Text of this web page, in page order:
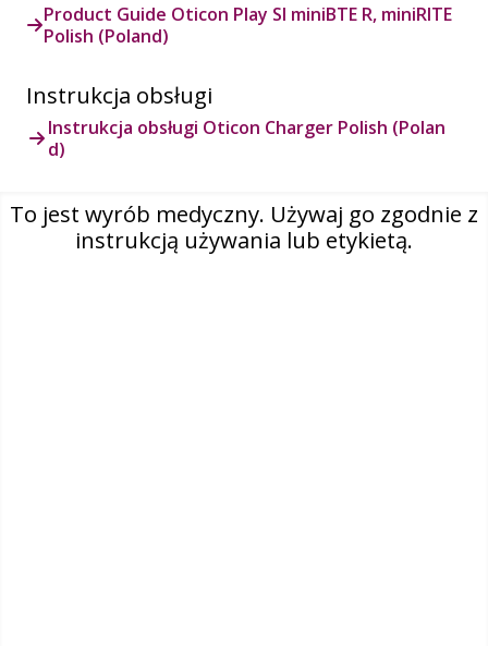
Product Guide Oticon Play SI miniBTE R, miniRITE
Polish (Poland)
Instrukcja obsługi
Instrukcja obsługi Oticon Charger Polish (Polan
d)
To jest wyrób medyczny. Używaj go zgodnie z
instrukcją używania lub etykietą.